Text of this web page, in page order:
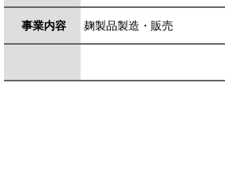
事業内容 麹製品製造・販売